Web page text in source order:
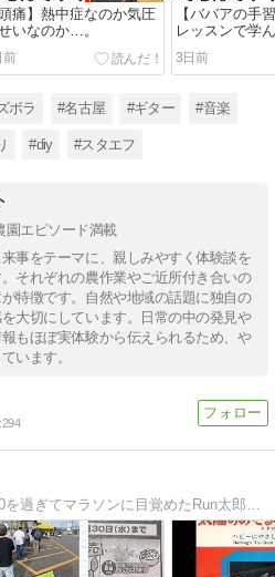
頭痛】熱中症なのか気圧
いなのか…。
前
【ババアの手
レッスンで学
3日前
ボラ #名古屋 #ギター #音楽
#diy #スタエフ
園エピソード満載
事をテーマに、親しみやすく体験談を
それぞれの農作業やご近所付き合いの
特徴です。自然や地域の話題に独自の
大切にしています。日常の中の発見や
もほぼ実体験から伝えられるため、や
います。
294
『Run太郎の酔醒夢譚』50を過ぎてマラソンに目覚めたRun太郎は走って飲めば人生ケセラセラ\(^o^)／